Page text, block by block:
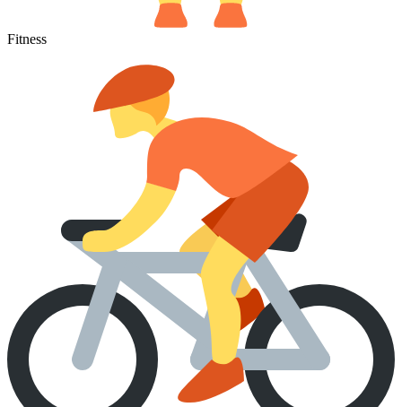
Fitness